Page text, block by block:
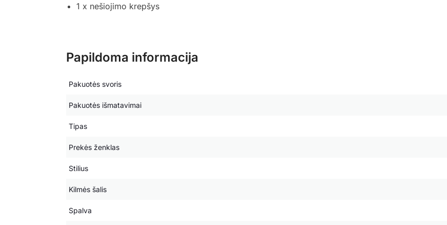
1 x nešiojimo krepšys
Papildoma informacija
Pakuotės svoris
Pakuotės išmatavimai
Tipas
Prekės ženklas
Stilius
Kilmės šalis
Spalva